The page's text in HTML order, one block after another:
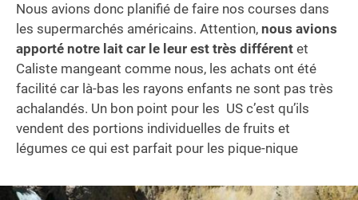
Nous avions donc planifié de faire nos courses dans
les supermarchés américains. Attention, nous avions
apporté notre lait car le leur est très différent et
Caliste mangeant comme nous, les achats ont été
facilité car là-bas les rayons enfants ne sont pas très
achalandés. Un bon point pour les US c’est qu’ils
vendent des portions individuelles de fruits et
légumes ce qui est parfait pour les pique-nique